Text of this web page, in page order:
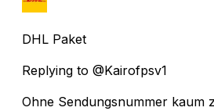
DHL Paket
Replying to @Kairofpsv1
Ohne Sendungsnummer kaum